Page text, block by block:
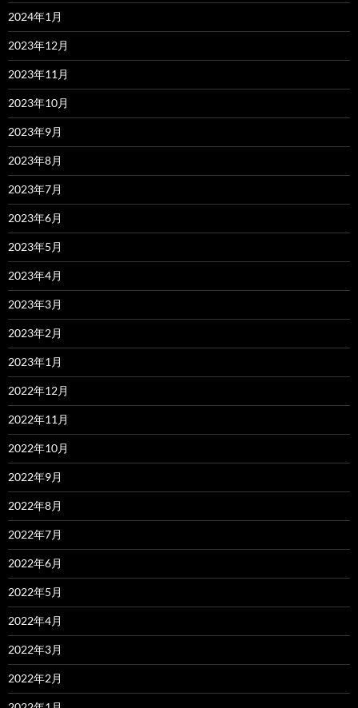
2024年1月
2023年12月
2023年11月
2023年10月
2023年9月
2023年8月
2023年7月
2023年6月
2023年5月
2023年4月
2023年3月
2023年2月
2023年1月
2022年12月
2022年11月
2022年10月
2022年9月
2022年8月
2022年7月
2022年6月
2022年5月
2022年4月
2022年3月
2022年2月